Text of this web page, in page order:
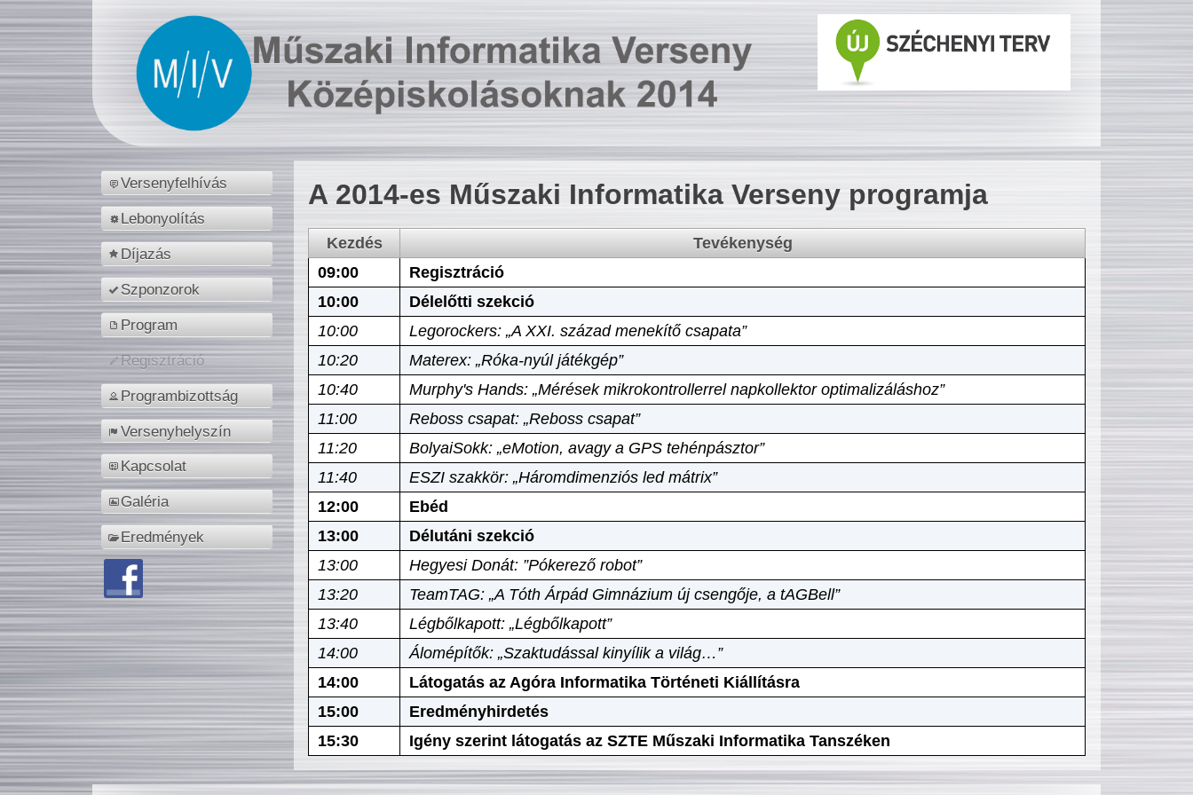
Versenyfelhívás
Lebonyolítás
Díjazás
Szponzorok
Program
Regisztráció
Programbizottság
Versenyhelyszín
Kapcsolat
Galéria
Eredmények
A 2014-es Műszaki Informatika Verseny programja
Kezdés
Tevékenység
09:00
Regisztráció
10:00
Délelőtti szekció
10:00
Legorockers: „A XXI. század menekítő csapata”
10:20
Materex: „Róka-nyúl játékgép”
10:40
Murphy's Hands: „Mérések mikrokontrollerrel napkollektor optimalizáláshoz”
11:00
Reboss csapat: „Reboss csapat”
11:20
BolyaiSokk: „eMotion, avagy a GPS tehénpásztor”
11:40
ESZI szakkör: „Háromdimenziós led mátrix”
12:00
Ebéd
13:00
Délutáni szekció
13:00
Hegyesi Donát: ”Pókerező robot”
13:20
TeamTAG: „A Tóth Árpád Gimnázium új csengője, a tAGBell”
13:40
Légbőlkapott: „Légbőlkapott”
14:00
Álomépítők: „Szaktudással kinyílik a világ…”
14:00
Látogatás az Agóra Informatika Történeti Kiállításra
15:00
Eredményhirdetés
15:30
Igény szerint látogatás az SZTE Műszaki Informatika Tanszéken